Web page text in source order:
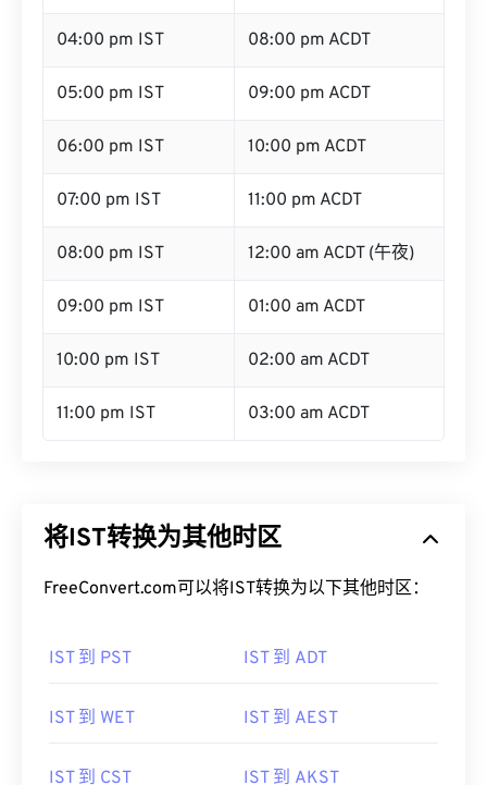
04:00 pm IST 08:00 pm ACDT
05:00 pm IST 09:00 pm ACDT
06:00 pm IST 10:00 pm ACDT
07:00 pm IST 11:00 pm ACDT
08:00 pm IST 12:00 am ACDT (午夜)
09:00 pm IST 01:00 am ACDT
10:00 pm IST 02:00 am ACDT
11:00 pm IST 03:00 am ACDT
将IST转换为其他时区
FreeConvert.com可以将IST转换为以下其他时区：
IST 到 PST IST 到 ADT
IST 到 WET IST 到 AEST
IST 到 CST IST 到 AKST